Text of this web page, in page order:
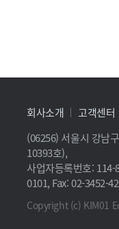
회사소개 고객센터
(06256) 서울시 강남
10393호),
사업자등록번호:
0101, Fax: 02-3452-
Copyright (c) KIM01